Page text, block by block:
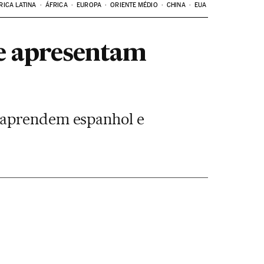
LATINA ÁFRICA EUROPA ORIENTE MÉDIO CHINA EUA
apresentam
espanhol e